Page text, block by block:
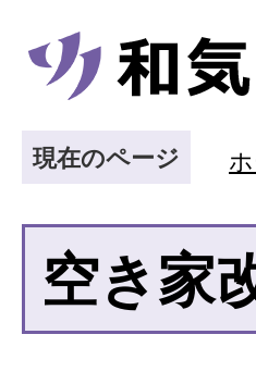
現在のページ
空き家